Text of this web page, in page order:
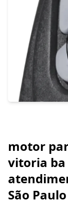
motor
vitoria ba
São Paulo